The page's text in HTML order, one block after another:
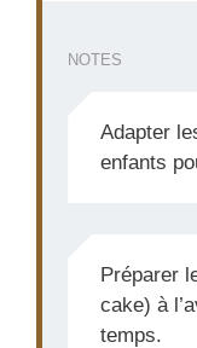
NOTES
Adapter
enfants
Préparer
cake) à
temps.